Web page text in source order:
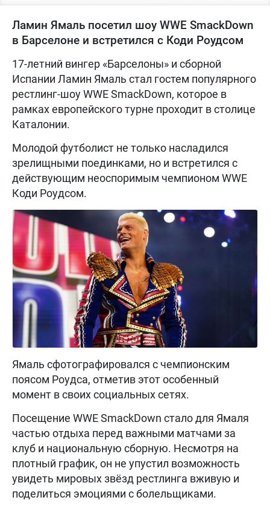
Ламин Ямаль посетил шоу WWE SmackDown
в Барселоне и встретился с Коди Роудсом
17-летний вингер «Барселоны» и сборной
Испании Ламин Ямаль стал гостем популярного
рестлинг-шоу WWE SmackDown, которое в
рамках европейского турне проходит в столице
Каталонии.
Молодой футболист не только насладился
зрелищными поединками, но и встретился с
действующим неоспоримым чемпионом WWE
Коди Роудсом.
Ямаль сфотографировался с чемпионским
поясом Роудса, отметив этот особенный
момент в своих социальных сетях.
Посещение WWE SmackDown стало для Ямаля
частью отдыха перед важными матчами за
клуб и национальную сборную. Несмотря на
плотный график, он не упустил возможность
увидеть мировых звёзд рестлинга вживую и
поделиться эмоциями с болельщиками.